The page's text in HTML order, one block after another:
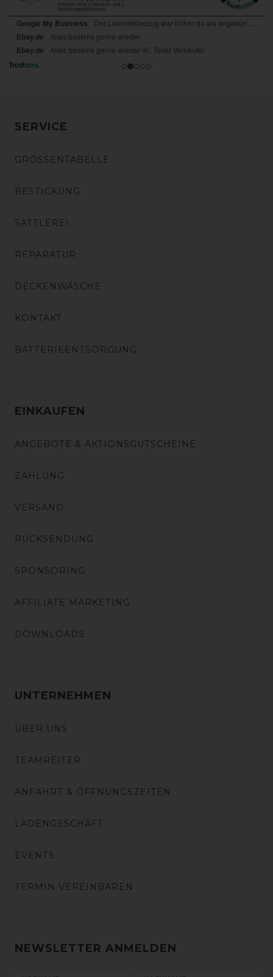
SERVICE
GRÖSSENTABELLE
BESTICKUNG
SATTLEREI
REPARATUR
DECKENWÄSCHE
KONTAKT
BATTERIEENTSORGUNG
EINKAUFEN
ANGEBOTE & AKTIONSGUTSCHEINE
ZAHLUNG
VERSAND
RÜCKSENDUNG
SPONSORING
AFFILIATE MARKETING
DOWNLOADS
UNTERNEHMEN
ÜBER UNS
TEAMREITER
ANFAHRT & ÖFFNUNGSZEITEN
LADENGESCHÄFT
EVENTS
TERMIN VEREINBAREN
NEWSLETTER ANMELDEN